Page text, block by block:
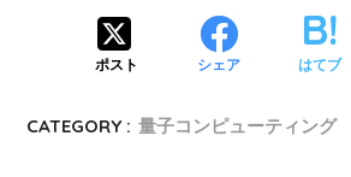
ポスト シェア はてブ
CATEGORY : 量子コンピューティング